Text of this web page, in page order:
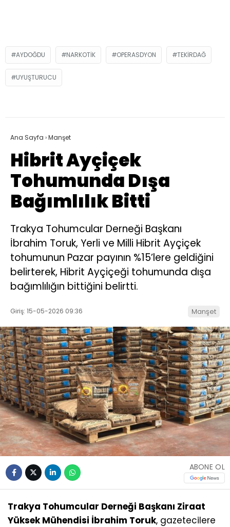
AYDOĞDU NARKOTIK OPERASDYON TEKIRDAĞ
UYUŞTURUCU
Ana Sayfa ›Manşet
Hibrit Ayçiçek
Tohumunda Dışa
Bağımlılık Bitti
Trakya Tohumcular Derneği Başkanı
İbrahim Toruk, Yerli ve Milli Hibrit Ayçiçek
tohumunun Pazar payının %15’lere geldiğini
belirterek, Hibrit Ayçiçeği tohumunda dışa
bağımlılığın bittiğini belirtti.
Giriş: 15-05-2026 09:36 Manşet
ABONE OL
Trakya Tohumcular Derneği Başkanı Ziraat
Yüksek Mühendisi İbrahim Toruk, gazetecilere